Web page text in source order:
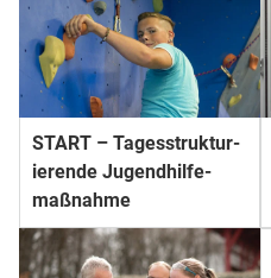
START – Tages­struktur­
ierende Jugend­hilfe­
maßnahme